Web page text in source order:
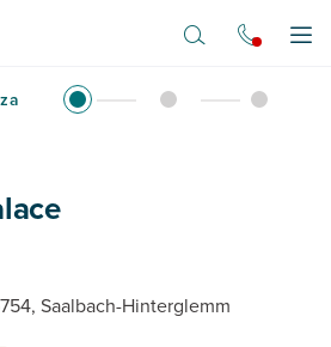
Saalbach-Hinterglemm